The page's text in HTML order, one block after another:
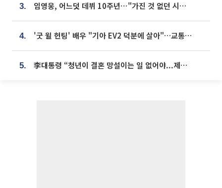
3. 임영웅, 어느덧 데뷔 10주년⋯"가진 것 없던 시절, 내 앞엔 20명의 팬뿐"
4. '굿 윌 헌팅' 배우 "기아 EV2 덕분에 살아"…교통사고 후 안전성 극찬
5. 李대통령 “청년이 결혼 망설이는 일 없어야...제도상 불이익 조사”